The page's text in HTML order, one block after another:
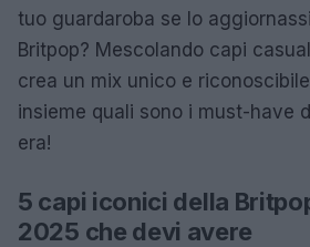
tuo guardaroba se lo
Britpop? Mescolando capi
crea un mix unico e
insieme quali sono i must-have
era!
5 capi iconici della
2025 che devi avere